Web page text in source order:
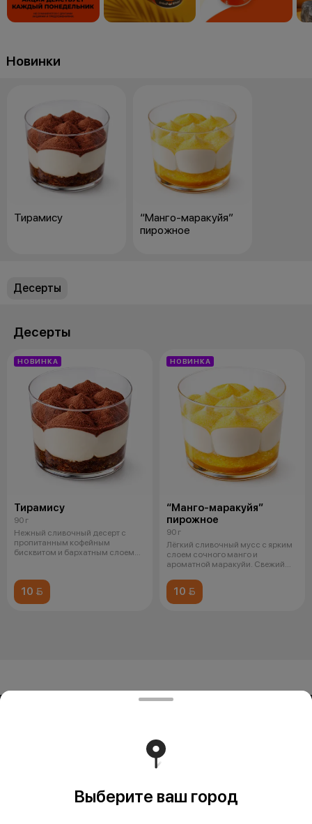
Новинки
Тирамису
“Манго-маракуйя”
пирожное
Десерты
Десерты
НОВИНКА
Тирамису
90 г
Нежный сливочный десерт с
пропитанным кофейным
бисквитом и бархатным слоем
10 
НОВИНКА
“Манго-маракуйя”
пирожное
90 г
Лёгкий сливочный мусс с ярким
слоем сочного манго и
ароматной маракуйи. Свежий
10 
пом. 3-3 УНП 491388853 Свидетельство выдано
Гомельским городским исполнительным комитетом 8
Выберите ваш город